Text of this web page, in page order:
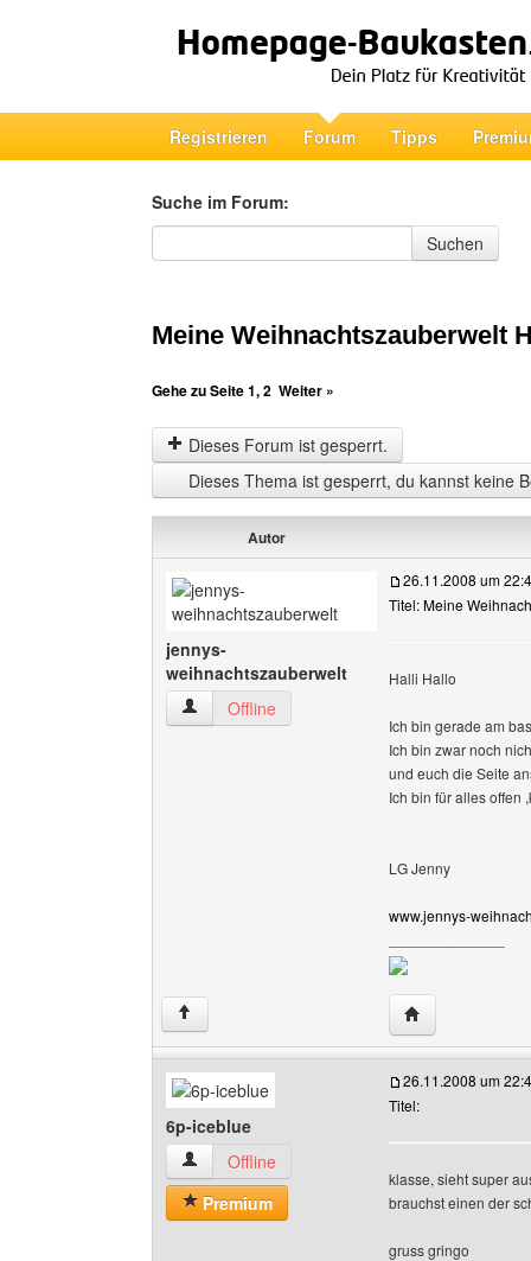
Registrieren Forum Tipps
Suche im Forum:
Suche im Forum
Suchen
Meine Weihnachtszauberwelt
Gehe zu Seite1,2 Weiter »
Dieses Forum ist gesperrt.
Dieses Thema ist gesperrt, du kannst keine
Autor
jennys-
weihnachtszauberwelt
jennys-weihnachtszauberwelt Benutzer-
Offline
26.11.2008 um
Titel: Meine
Halli Hallo
Ich bin gerade am
Ich bin zwar noch
und euch die Seite
Ich bin für alles offen
LG Jenny
www.jennys-
↑ Website dieses
6p-iceblue
6p-iceblue Benutzer-Profile anzeigen
Offline
Premium
26.11.2008 um
Titel:
klasse, sieht super
brauchst einen der
gruss gringo